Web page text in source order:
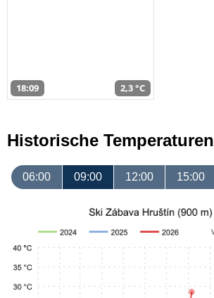
18:09 2,3 °C
Historische Temperaturen
06:00 09:00 12:00 15:00